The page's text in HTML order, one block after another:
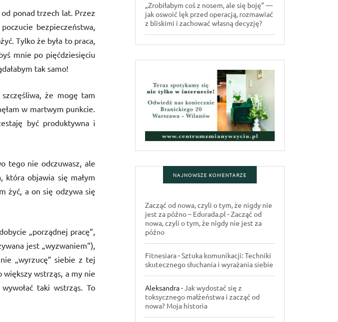
ponad trzech lat. Przez
bezpieczeństwa,
Tylko że była to praca,
mnie po pięćdziesięciu
tak samo!
że mogę tam
w martwym punkcie.
być produktywna i
tego nie odczuwasz, ale
która objawia się małym
żyć, a on się odzywa się
„porządnej pracę”,
jest „wyzwaniem”),
„wyrzucę” siebie z tej
wstrząs, a my nie
taki wstrząs. To
„Zrobiłabym coś z nosem, ale się boję” —
jak oswoić lęk przed operacją, rozmawiać
z bliskimi i zachować własną decyzję?
NAJNOWSZE KOMENTARZE
Zacząć od nowa, czyli o tym, że nigdy nie
jest za późno – Edurada.pl -Zacząć od
nowa, czyli o tym, że nigdy nie jest za
późno
Fitnesiara-Sztuka komunikacji: Techniki
skutecznego słuchania i wyrażania siebie
Aleksandra-Jak wydostać się z
toksycznego małżeństwa i zacząć od
nowa? Moja historia